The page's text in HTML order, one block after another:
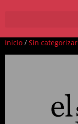
Inicio / Sin categorizar